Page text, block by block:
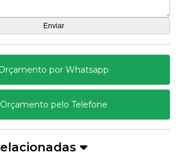
por Whatsapp
Orçamento pelo Telefone